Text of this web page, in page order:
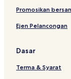
Promosikan
Ejen Pelancongan
Dasar
Terma & Syarat